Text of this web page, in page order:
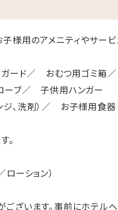
様用のアメニティやサービ
ガード／ おむつ用ゴミ箱
ブ／ 子供用ハンガー
、洗剤）／ お子様用食器
。
ーション）
ざいます。事前にホテルへ